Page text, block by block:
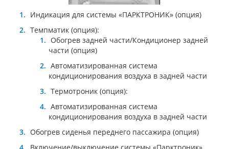
Индикация для системы «ПАРКТРОНИК» (опция)
Темпматик (опция):
Обогрев задней части/Кондиционер задней
части (опция)
Автоматизированная система
кондиционирования воздуха в задней части
Термотроник (опция):
Автоматизированная система
кондиционирования воздуха в задней части
Обогрев сиденья переднего пассажира (опция)